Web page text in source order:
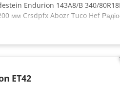
Endurion 143A8/B 340/
мм Crsdpfx Abozr Tuco Hef
ET42